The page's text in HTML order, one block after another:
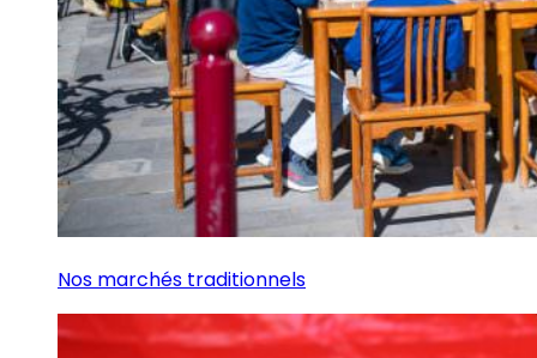
Nos marchés traditionnels